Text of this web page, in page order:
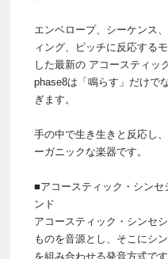
エンベロープ、シーケンス
ィング、ピッチに反応する
した最新の アコースティッ
phase8は「鳴らす」だけで
ぎます。
手の中で生き生きと反応し
ーガニックな楽器です。
■アコースティック・シンセ
ンド
アコースティック・シンセ
ものを音源とし、そこにシ
を組み合わせる発音方式です